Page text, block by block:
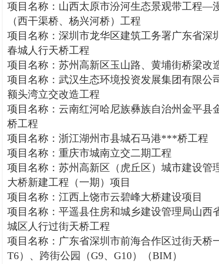
项目名称：山西太原市汾河生态景观带工程—
（西干渠桥、杨兴河桥）工程
项目名称：深圳市龙华区建筑工务署广东省深
春城人行天桥工程
项目名称：苏州高新区玉山路、黄埔街桥梁改
项目名称：武汉生态环境投资发展集团有限公
额头湾立交改造工程
项目名称：云南红河哈尼族彝族自治州金平县
桥工程
项目名称：浙江湖州市县城石马港***桥工程
项目名称：重庆市城南立交二期工程
项目名称：苏州高新区（虎丘区）城市建设管
大桥新建工程（一期）项目
项目名称：江西上饶市云碧峰大桥建设项目
项目名称：平遥县住房和城乡建设管理局山西
城区人行过街天桥工程
项目名称：广东省深圳市前海合作区过街天桥
T6）、跨街公园（G9、G10）（BIM）